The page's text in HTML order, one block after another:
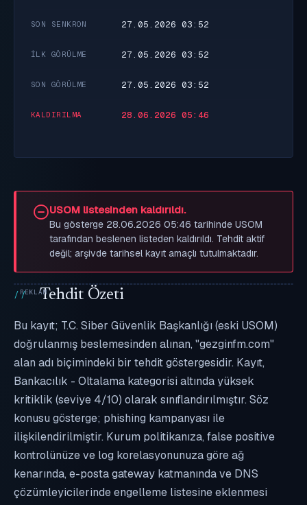
SON SENKRON 27.05.2026 03:52
İLK GÖRÜLME 27.05.2026 03:52
SON GÖRÜLME 27.05.2026 03:52
KALDIRILMA 28.06.2026 05:46
USOM listesinden kaldırıldı.
Bu gösterge 28.06.2026 05:46 tarihinde USOM
tarafından beslenen listeden kaldırıldı. Tehdit aktif
değil; arşivde tarihsel kayıt amaçlı tutulmaktadır.
Tehdit Özeti
Bu kayıt; T.C. Siber Güvenlik Başkanlığı (eski USOM)
doğrulanmış beslemesinden alınan, "gezginfm.com"
alan adı biçimindeki bir tehdit göstergesidir. Kayıt,
Bankacılık - Oltalama kategorisi altında yüksek
kritiklik (seviye 4/10) olarak sınıflandırılmıştır. Söz
konusu gösterge; phishing kampanyası ile
ilişkilendirilmiştir. Kurum politikanıza, false positive
kontrolünüze ve log korelasyonunuza göre ağ
kenarında, e-posta gateway katmanında ve DNS
çözümleyicilerinde engelleme listesine eklenmesi